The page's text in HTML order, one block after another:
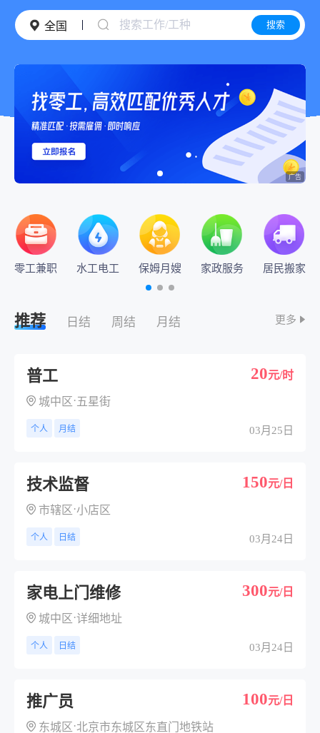
全国 搜索工作/工种 搜索
零工兼职 水工电工 保姆月嫂 家政服务 居民搬家
推荐 日结 周结 月结 更多
普工 20元/时
城中区 ·五星街
个人 月结 03月25日
技术监督 150元/日
市辖区 ·小店区
个人 日结 03月24日
家电上门维修 300元/日
城中区 ·详细地址
个人 日结 03月24日
推广员 100元/日
东城区 ·北京市东城区东直门地铁站